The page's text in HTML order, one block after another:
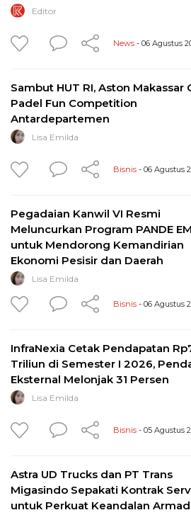
Editor
News - 06 Agustus
Sambut HUT RI, Aston Makassar
Padel Fun Competition
Antardepartemen
Lisa Emilda
Bisnis - 06 Agustus
Pegadaian Kanwil VI Resmi
Meluncurkan Program PANDE
untuk Mendorong Kemandirian
Ekonomi Pesisir dan Daerah
Lisa Emilda
Bisnis - 06 Agustus
InfraNexia Cetak Pendapatan
Triliun di Semester I 2026,
Eksternal Melonjak 31 Persen
Lisa Emilda
Bisnis - 05 Agustus
Astra UD Trucks dan PT Trans
Migasindo Sepakati Kontrak
untuk Perkuat Keandalan